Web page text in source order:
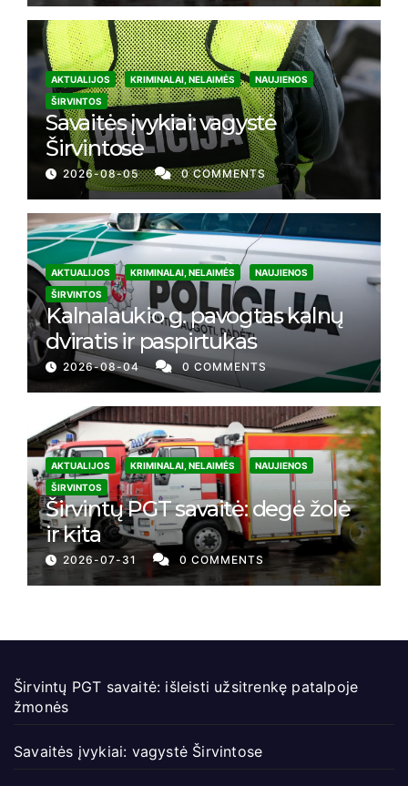
AKTUALIJOS KRIMINALAI, NELAIMĖS
NAUJIENOS
ŠIRVINTOS
Savaitės įvykiai: vagystė
Širvintose
2026-08-05 0 COMMENTS
AKTUALIJOS KRIMINALAI, NELAIMĖS
NAUJIENOS
ŠIRVINTOS
Kalnalaukio g. pavogtas kalnų
dviratis ir paspirtukas
2026-08-04 0 COMMENTS
AKTUALIJOS KRIMINALAI, NELAIMĖS
NAUJIENOS
ŠIRVINTOS
Širvintų PGT savaitė: degė žolė
ir kita
2026-07-31 0 COMMENTS
Širvintų PGT savaitė: išleisti užsitrenkę patalpoje
žmonės
Savaitės įvykiai: vagystė Širvintose